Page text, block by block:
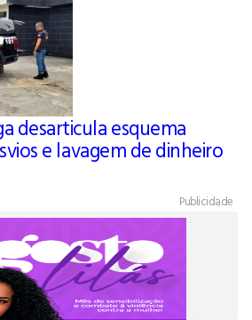
desarticula esquema
e lavagem de dinheiro
Publicidade